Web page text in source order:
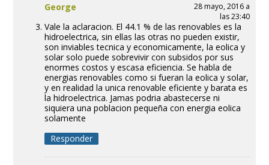
George
28 mayo, 2016 a
las 23:40
Vale la aclaracion. El 44.1 % de las renovables es la
hidroelectrica, sin ellas las otras no pueden existir,
son inviables tecnica y economicamente, la eolica y
solar solo puede sobrevivir con subsidos por sus
enormes costos y escasa eficiencia. Se habla de
energias renovables como si fueran la eolica y solar,
y en realidad la unica renovable eficiente y barata es
la hidroelectrica. Jamas podria abastecerse ni
siquiera una poblacion pequeña con energia eolica
solamente
Responder